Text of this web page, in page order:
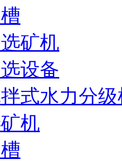
矿机
设备
式水力分级
机